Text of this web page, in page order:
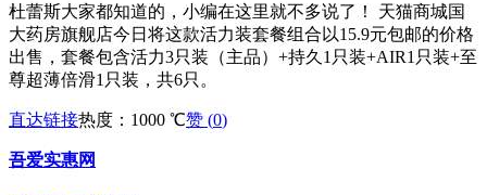
杜蕾斯大家都知道的，小编在这里就不多说了！ 天猫商城国
大药房旗舰店今日将这款活力装套餐组合以15.9元包邮的价格
出售，套餐包含活力3只装（主品）+持久1只装+AIR1只装+至
尊超薄倍滑1只装，共6只。
直达链接热度：1000 ℃赞 (0)
吾爱实惠网